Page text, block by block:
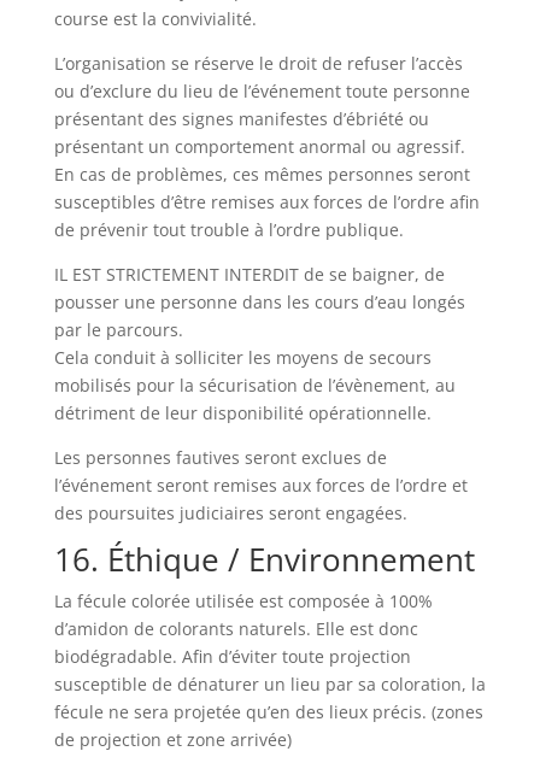
course est la convivialité.
L’organisation se réserve le droit de refuser l’accès
ou d’exclure du lieu de l’événement toute personne
présentant des signes manifestes d’ébriété ou
présentant un comportement anormal ou agressif.
En cas de problèmes, ces mêmes personnes seront
susceptibles d’être remises aux forces de l’ordre afin
de prévenir tout trouble à l’ordre publique.
IL EST STRICTEMENT INTERDIT de se baigner, de
pousser une personne dans les cours d’eau longés
par le parcours.
Cela conduit à solliciter les moyens de secours
mobilisés pour la sécurisation de l’évènement, au
détriment de leur disponibilité opérationnelle.
Les personnes fautives seront exclues de
l’événement seront remises aux forces de l’ordre et
des poursuites judiciaires seront engagées.
16. Éthique / Environnement
La fécule colorée utilisée est composée à 100%
d’amidon de colorants naturels. Elle est donc
biodégradable. Afin d’éviter toute projection
susceptible de dénaturer un lieu par sa coloration, la
fécule ne sera projetée qu’en des lieux précis. (zones
de projection et zone arrivée)